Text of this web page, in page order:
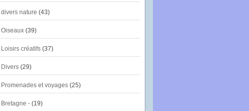
divers nature (43)
Oiseaux(39)
Loisirs créatifs(37)
Divers(29)
Promenades et voyages(25)
Bretagne -(19)